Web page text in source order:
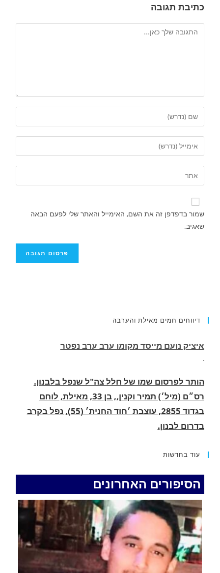
כתיבת תגובה
שמור בדפדפן זה את השם, האימייל והאתר שלי לפעם הבאה
שאגיב.
דיווחים חמים מאילת והערבה
הותר לפרסום שמו של חלל צה"ל שנפל בלבנון.
בגדוד 2855, עוצבת ׳חוד החנית׳ (55), נפל בקרב
בדרום לבנון.
החופשה המשפחתית שהפכה למסע גניבות: הוגשו
למסע גניבות באילת.
האדמה רועדת- סדרת רעידות אדמה בחצי האי סיני
רעידת אדמה הורגשה באילת
איציק נועם מייסד מקומו ערב ערב נפטר
עוד בחדשות
הסיפורים האחרונים